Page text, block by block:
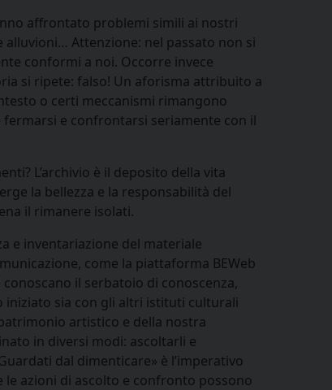
affrontato problemi simili ai nostri
Attenzione: nel passato non si
conformi a noi. Occorre invece
si ripete: falso! Un aforisma attribuito a
o certi meccanismi rimangono
e confrontarsi seriamente con il
L’archivio è il deposito della vita
la bellezza e la responsabilità del
il rimanere isolati.
e inventariazione del materiale
come la piattaforma BEWeb
il serbatoio di conoscenza,
iniziato sia con gli altri istituti culturali
artistico e della nostra
in diversi modi: ascoltarli e
dal dimenticare» è l’imperativo
le azioni di ascolto e confronto possono